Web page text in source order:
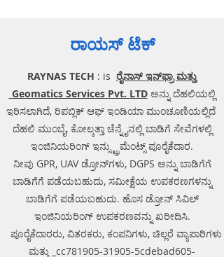
payment and document receipt.
The customer needs to carry the
more ID proof such as driving
license, pan card, voter id or
passport.
Late return charges - Customer
can return till the next day at 12
pm. After that full-day rental will
be a charge.
The customer has to pick the
product from hub located at
Gurgaon.
Pick up and delivery charges -
Rs 100
ರಾಯಸ್ ಟೆಕ್
RAYNAS TECH : is ರೈನಾಸ್ ಇನ್‌ಫ್ರಾ ಮತ್ತು
Geomatics Services Pvt. LTDಅನ್ನು ದೆಹಲಿಯಲ್ಲಿ
ಇರಿಸಲಾಗಿದೆ, ರಿಪಬ್ಲಿಕ್ ಆಫ್ ಇಂಡಿಯಾ ಮುಂಚೂಣಿಯಲ್ಲಿದೆ
ದೆಹಲಿ ಮುಂಬೈ, ಕೋಲ್ಕತ್ತಾ ಚೆನ್ನೈನಲ್ಲಿ ಬಾಡಿಗೆ ಸೇವೆಗಳಲ್ಲಿ
ಇಂಜಿನಿಯರಿಂಗ್ ಇನ್ಸ್ಟ್ರುಮೆಂಟ್ಸ್ ಪೂರೈಕೆದಾರ.
ನೀವು GPR, UAV ಡ್ರೋನ್‌ಗಳು, DGPS ಅನ್ನು ಬಾಡಿಗೆಗೆ
ಬಾಡಿಗೆಗೆ ಪಡೆಯಬಹುದು, ಸಮೀಕ್ಷೆಯ ಉಪಕರಣಗಳನ್ನು
ಬಾಡಿಗೆಗೆ ಪಡೆಯಬಹುದು. ಹೊಸ ಡ್ರೋನ್ ಸಿವಿಲ್
ಇಂಜಿನಿಯರಿಂಗ್ ಉಪಕರಣವನ್ನು ಖರೀದಿಸಿ.
ಪೂರೈಕೆದಾರರು, ವಿತರಕರು, ಕಂಪನಿಗಳು, ಚಿಲ್ಲರೆ ವ್ಯಾಪಾರಿಗಳು
ಮತ್ತು _cc781905-31905-5cdebad605-